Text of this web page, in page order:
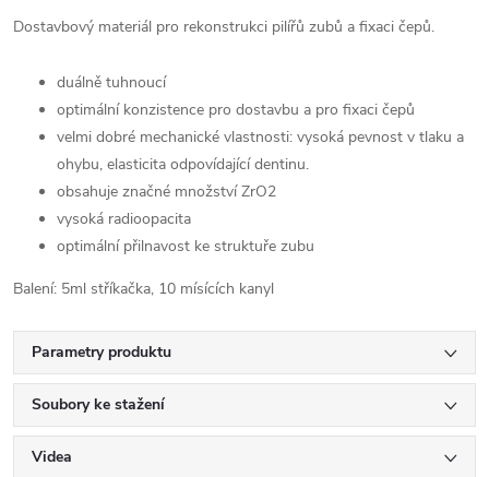
Dostavbový materiál pro rekonstrukci pilířů zubů a fixaci čepů.
duálně tuhnoucí
optimální konzistence pro dostavbu a pro fixaci čepů
velmi dobré mechanické vlastnosti: vysoká pevnost v tlaku a
ohybu, elasticita odpovídající dentinu.
obsahuje značné množství ZrO2
vysoká radioopacita
optimální přilnavost ke struktuře zubu
Balení: 5ml stříkačka, 10 mísících kanyl
Parametry produktu
Soubory ke stažení
Videa